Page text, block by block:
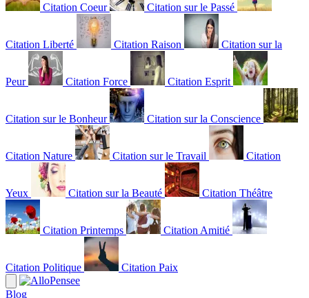
Citation Coeur Citation sur le Passé
Citation Liberté Citation Raison Citation sur la
Peur Citation Force Citation Esprit
Citation sur le Bonheur Citation sur la Conscience
Citation Nature Citation sur le Travail Citation
Yeux Citation sur la Beauté Citation Théâtre
Citation Printemps Citation Amitié
Citation Politique Citation Paix
Blog